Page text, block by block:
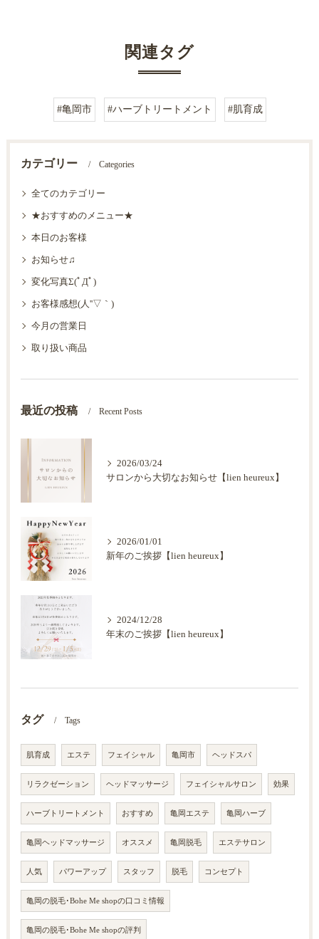
関連タグ
#亀岡市 #ハーブトリートメント #肌育成
カテゴリー Categories
全てのカテゴリー
★おすすめのメニュー★
本日のお客様
お知らせ♫
変化写真Σ(ﾟДﾟ)
お客様感想(人''▽｀)
今月の営業日
取り扱い商品
最近の投稿 Recent Posts
2026/03/24
サロンから大切なお知らせ【lien heureux】
2026/01/01
新年のご挨拶【lien heureux】
2024/12/28
年末のご挨拶【lien heureux】
タグ Tags
肌育成 エステ フェイシャル 亀岡市 ヘッドスパ
リラクゼーション ヘッドマッサージ フェイシャルサロン 効果
ハーブトリートメント おすすめ 亀岡エステ 亀岡ハーブ
亀岡ヘッドマッサージ オススメ 亀岡脱毛 エステサロン
人気 パワーアップ スタッフ 脱毛 コンセプト
亀岡の脱毛･Bohe Me shopの口コミ情報
亀岡の脱毛･Bohe Me shopの評判